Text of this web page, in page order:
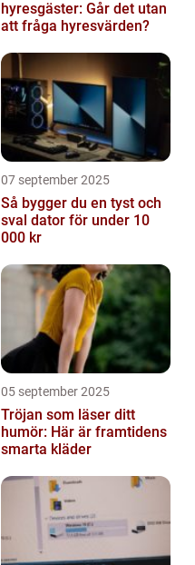
hyresgäster: Går det utan
att fråga hyresvärden?
07 september 2025
Så bygger du en tyst och
sval dator för under 10
000 kr
05 september 2025
Tröjan som läser ditt
humör: Här är framtidens
smarta kläder